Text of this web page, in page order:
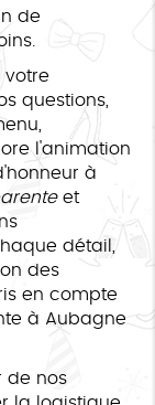
de
votre
questions,
l'animation
à
et
détail,
des
en compte
à Aubagne
de nos